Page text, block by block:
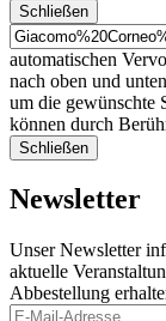
Schließen
Suche
Finde
…
automatischen
nach oben und
um die gewünschte
können durch
Schließen
Newsletter
Unser Newsletter
aktuelle
Abbestellung